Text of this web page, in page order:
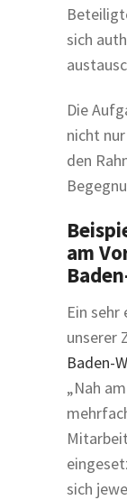
sich
Die
nicht
den
am
Ein
unserer
Baden-
„Nah
sich